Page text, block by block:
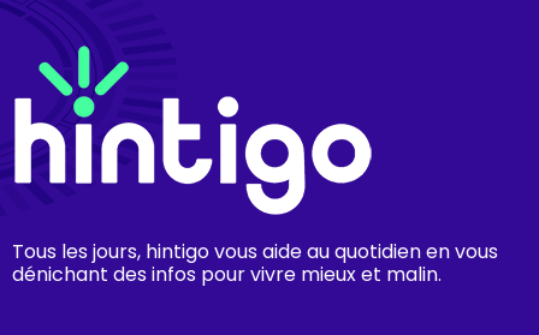
Tous les jours, hintigo vous aide au quotidien en vous
dénichant des infos pour vivre mieux et malin.